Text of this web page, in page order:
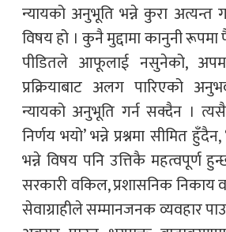
न्यायको अनुभूति भन्ने कुरा अत्यन्त
विषय हो । कुनै मुद्दामा कानुनी
पीडितले आफूलाई नसुनेको,
प्रक्रियाबाट अलग पारिएको
न्यायको अनुभूति गर्न सक्दैन ।
निर्णय भयो’ भन्ने प्रश्नमा सीमित
भन्ने विषय पनि उत्तिकै महत्वपूर्ण
सरकारी वकिल, प्रशासनिक निकाय
सेवाग्राहीले सम्मानजनक व्यवहार